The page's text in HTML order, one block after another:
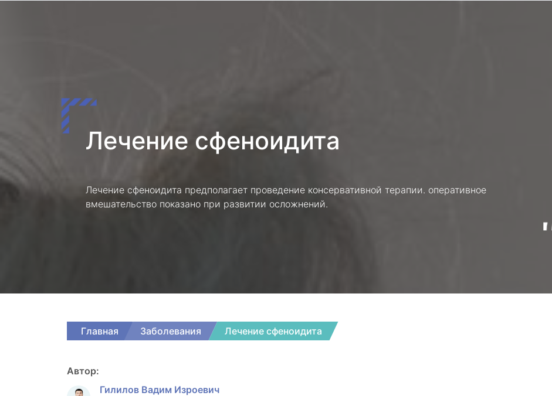
Лечение сфеноидита
Лечение сфеноидита предполагает проведение консервативной терапии. оперативное
вмешательство показано при развитии осложнений.
Главная Заболевания Лечение сфеноидита
Автор:
Гилилов Вадим Изроевич